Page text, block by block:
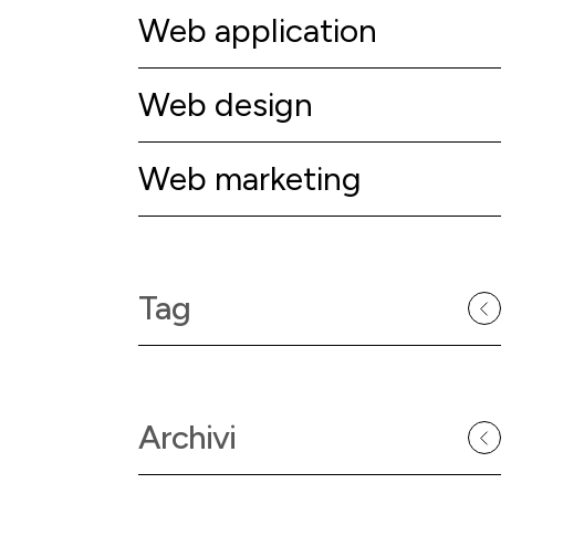
Web application
Web design
Web marketing
Tag
Archivi